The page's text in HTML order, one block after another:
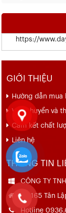
https://
GIỚI THIỆU
Hướng dẫn mua
Vận chuyển và
Cam kết chất
Liên hệ
THÔNG TIN
CÔNG TY
Số 165 Tân
Hotline